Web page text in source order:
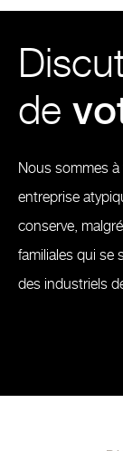
de
Nous sommes
entreprise
conserve,
familiales qui se
des industriels